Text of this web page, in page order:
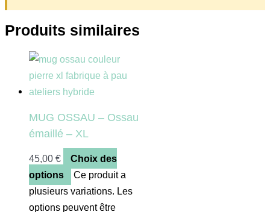
Produits similaires
MUG OSSAU – Ossau
émaillé – XL
45,00 €
Choix des
options
Ce produit a
plusieurs variations. Les
options peuvent être